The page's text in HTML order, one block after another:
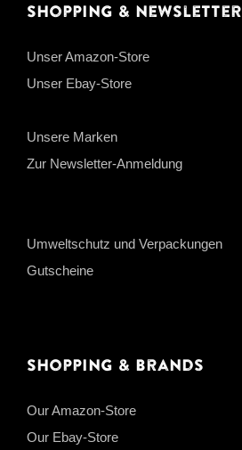
Shopping & Newsletter
Unser Amazon-Store
Unser Ebay-Store
Unsere Marken
Zur Newsletter-Anmeldung
Umweltschutz und Verpackungen
Gutscheine
Shopping & Brands
Our Amazon-Store
Our Ebay-Store